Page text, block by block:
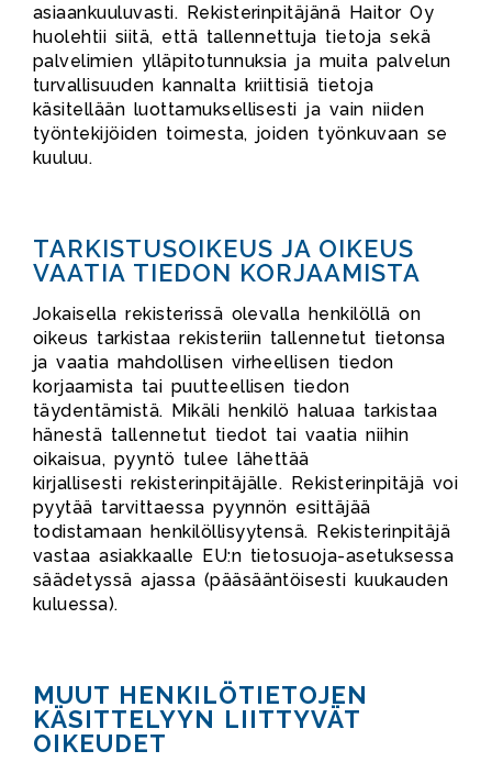
asiaankuuluvasti. Rekisterinpitäjänä Haitor Oy
huolehtii siitä, että tallennettuja tietoja sekä
palvelimien ylläpitotunnuksia ja muita palvelun
turvallisuuden kannalta kriittisiä tietoja
käsitellään luottamuksellisesti ja vain niiden
työntekijöiden toimesta, joiden työnkuvaan se
kuuluu.
TARKISTUSOIKEUS JA OIKEUS
VAATIA TIEDON KORJAAMISTA
Jokaisella rekisterissä olevalla henkilöllä on
oikeus tarkistaa rekisteriin tallennetut tietonsa
ja vaatia mahdollisen virheellisen tiedon
korjaamista tai puutteellisen tiedon
täydentämistä. Mikäli henkilö haluaa tarkistaa
hänestä tallennetut tiedot tai vaatia niihin
oikaisua, pyyntö tulee lähettää
kirjallisesti rekisterinpitäjälle. Rekisterinpitäjä voi
pyytää tarvittaessa pyynnön esittäjää
todistamaan henkilöllisyytensä. Rekisterinpitäjä
vastaa asiakkaalle EU:n tietosuoja-asetuksessa
säädetyssä ajassa (pääsääntöisesti kuukauden
kuluessa).
MUUT HENKILÖTIETOJEN
KÄSITTELYYN LIITTYVÄT
OIKEUDET